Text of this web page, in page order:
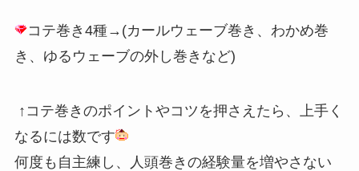
コテ巻き4種→(カールウェーブ巻き、わかめ巻
き、ゆるウェーブの外し巻きなど)
↑コテ巻きのポイントやコツを押さえたら、上手く
なるには数です
何度も自主練し、人頭巻きの経験量を増やさない